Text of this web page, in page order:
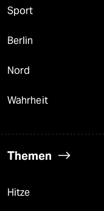
Sport
Berlin
Nord
Wahrheit
Themen
Hitze